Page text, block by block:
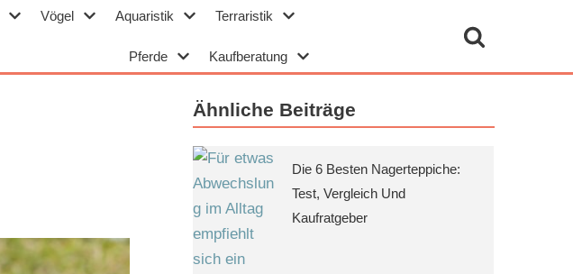
Vögel Aquaristik Terraristik
Pferde Kaufberatung
Ähnliche Beiträge
Die 6 Besten Nagerteppiche:
Test, Vergleich Und
Kaufratgeber